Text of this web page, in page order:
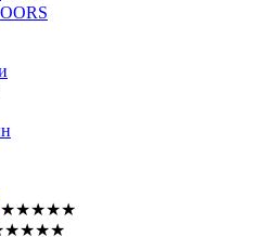
★★★★★